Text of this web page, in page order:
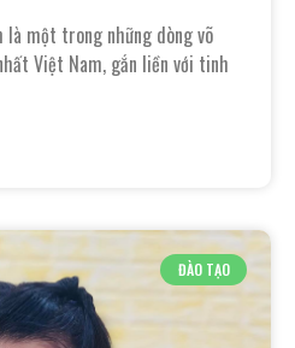
là một trong những dòng võ
Việt Nam, gắn liền với tinh
ĐÀO TẠO